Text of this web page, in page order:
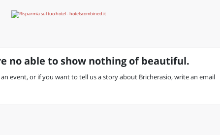
no able to show nothing of beautiful.
event, or if you want to tell us a story about Bricherasio, write an email